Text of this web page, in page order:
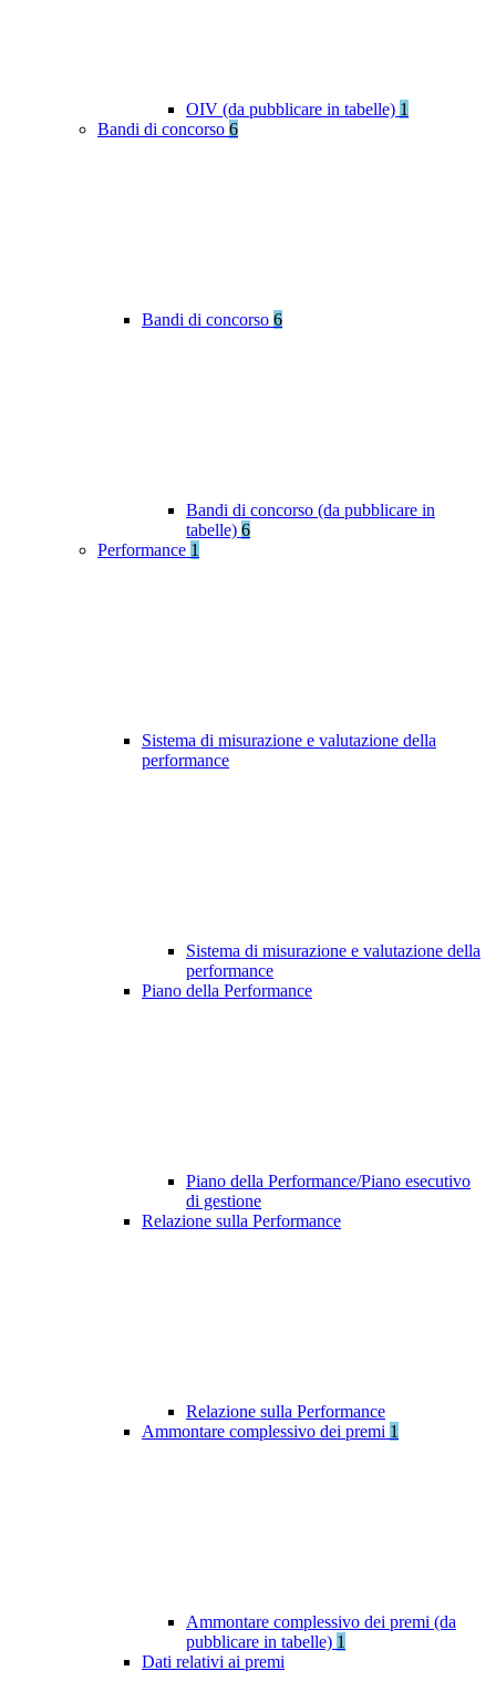
OIV (da pubblicare in tabelle) 1
Bandi di concorso 6
Bandi di concorso 6
Bandi di concorso (da pubblicare in
tabelle) 6
Performance 1
Sistema di misurazione e valutazione della
performance
Sistema di misurazione e valutazione della
performance
Piano della Performance
Piano della Performance/Piano esecutivo
di gestione
Relazione sulla Performance
Relazione sulla Performance
Ammontare complessivo dei premi 1
Ammontare complessivo dei premi (da
pubblicare in tabelle) 1
Dati relativi ai premi